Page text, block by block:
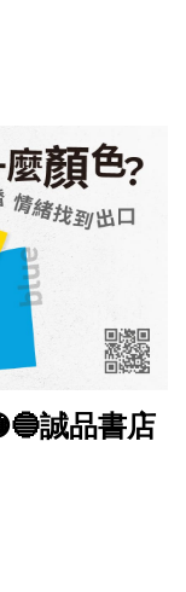
誠品書店